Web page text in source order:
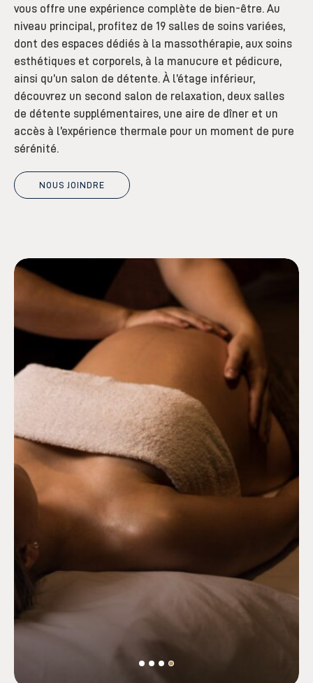
vous offre une expérience complète de bien-être. Au
niveau principal, profitez de 19 salles de soins variées,
dont des espaces dédiés à la massothérapie, aux soins
esthétiques et corporels, à la manucure et pédicure,
ainsi qu’un salon de détente. À l’étage inférieur,
découvrez un second salon de relaxation, deux salles
de détente supplémentaires, une aire de dîner et un
accès à l’expérience thermale pour un moment de pure
sérénité.
NOUS JOINDRE